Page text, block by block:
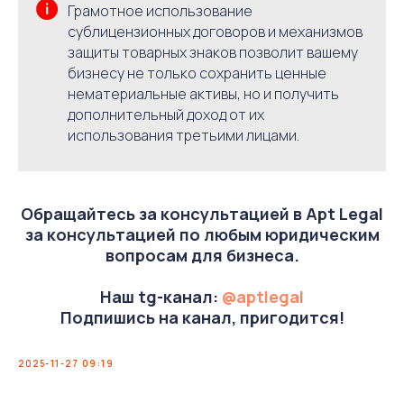
Грамотное использование
сублицензионных договоров и механизмов
защиты товарных знаков позволит вашему
бизнесу не только сохранить ценные
нематериальные активы, но и получить
дополнительный доход от их
использования третьими лицами.
Обращайтесь за консультацией в Apt Legal
за консультацией по любым юридическим
вопросам для бизнеса.
Наш tg-канал: @aptlegal
Подпишись на канал, пригодится!
2025-11-27 09:19